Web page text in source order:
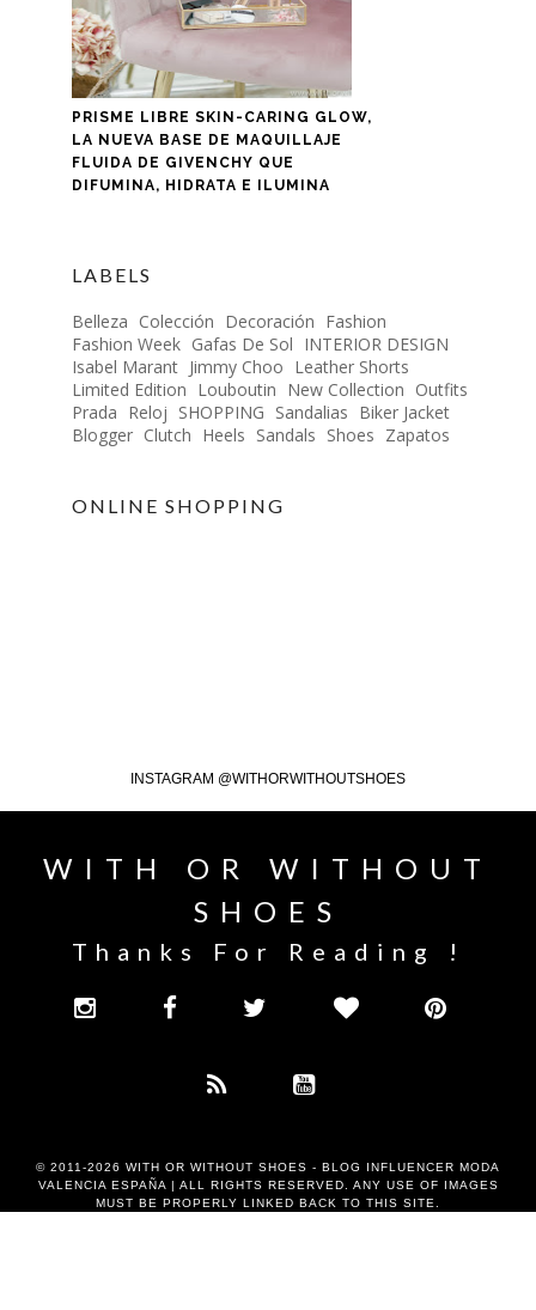
PRISME LIBRE SKIN-CARING GLOW,
LA NUEVA BASE DE MAQUILLAJE
FLUIDA DE GIVENCHY QUE
DIFUMINA, HIDRATA E ILUMINA
LABELS
Belleza Colección Decoración Fashion
Fashion Week Gafas De Sol INTERIOR DESIGN
Isabel Marant Jimmy Choo Leather Shorts
Limited Edition Louboutin New Collection Outfits
Prada Reloj SHOPPING Sandalias Biker Jacket
Blogger Clutch Heels Sandals Shoes Zapatos
ONLINE SHOPPING
INSTAGRAM @WITHORWITHOUTSHOES
WITH OR WITHOUT
SHOES
Thanks For Reading !
© 2011-2026 WITH OR WITHOUT SHOES - BLOG INFLUENCER MODA
VALENCIA ESPAÑA | ALL RIGHTS RESERVED. ANY USE OF IMAGES
MUST BE PROPERLY LINKED BACK TO THIS SITE.